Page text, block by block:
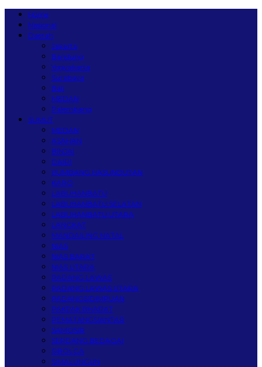
Home
Nasional
Daerah
Jakarta
Bandung
Yogyakarta
Surabaya
Bali
MEDAN
Palembang
SUMUT
MEDAN
ASAHAN
BINJAI
DAIRI
HUMBANG HASUNDUTAN
KARO
LABUHANBATU
LABUHANBATU SELATAN
LABUHANBATU UTARA
LANGKAT
MANDAILING NATAL
NIAS
NIAS BARAT
NIAS UTARA
PADANG LAWAS
PADANG LAWAS UTARA
PADANGSIDIMPUAN
PAKPAK BHARAT
PEMATANGSIANTAR
SAMOSIR
SERDANG BEDAGAI
SIBOLGA
SIMALUNGUN